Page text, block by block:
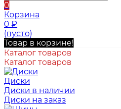
0
Корзина
0 ₽
(пусто)
Товар в корзине!
Каталог товаров
Каталог товаров
Диски
Диски в наличии
Диски на заказ